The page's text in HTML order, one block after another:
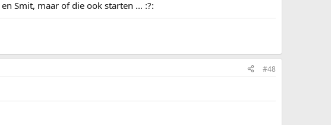
Smit, maar of die ook starten ... :?:
#48